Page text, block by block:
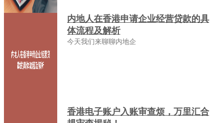
内地人在香港申请企业经营贷款的具
体流程及解析
今天我们来聊聊内地企
香港电子账户入账审查烦，万里汇合